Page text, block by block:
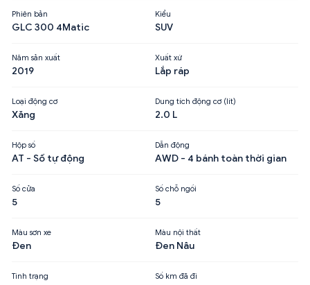
Phiên bản
GLC 300 4Matic
Kiểu
SUV
Năm sản xuất
2019
Xuất xứ
Lắp ráp
Loại động cơ
Xăng
Dung tích động cơ (lít)
2.0 L
Hộp số
AT - Số tự động
Dẫn động
AWD - 4 bánh toàn thời gian
Số cửa
5
Số chỗ ngồi
5
Màu sơn xe
Đen
Màu nội thất
Đen Nâu
Tình trạng Số km đã đi